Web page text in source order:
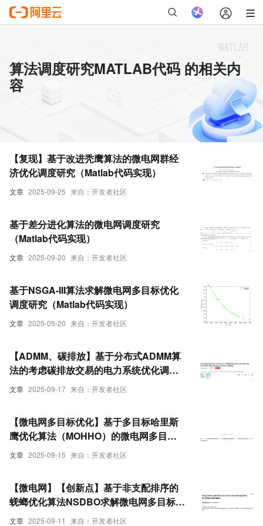
算法调度研究MATLAB代码 的相关内
容
文章 2025-09-25 来自：开发者社区
【复现】基于改进秃鹰算法的微电网群经
济优化调度研究（Matlab代码实现）
文章 2025-09-20 来自：开发者社区
基于差分进化算法的微电网调度研究
（Matlab代码实现）
文章 2025-09-20 来自：开发者社区
基于NSGA-III算法求解微电网多目标优化
调度研究（Matlab代码实现）
文章 2025-09-17 来自：开发者社区
【ADMM、碳排放】基于分布式ADMM算
法的考虑碳排放交易的电力系统优化调度
研究【IEEE6节点、IEEE30节点、
文章 2025-09-15 来自：开发者社区
【微电网多目标优化】基于多目标哈里斯
鹰优化算法（MOHHO）的微电网多目标
优化调度研究（Matlab代码实现）
文章 2025-09-11 来自：开发者社区
【微电网】【创新点】基于非支配排序的
蜣螂优化算法NSDBO求解微电网多目标优
化调度研究(Matlab代码实现)